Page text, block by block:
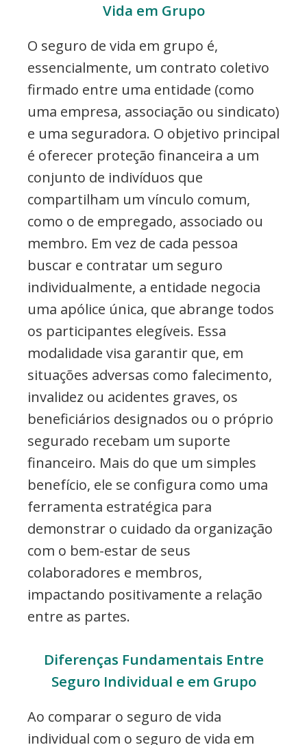
Vida em Grupo
O seguro de vida em grupo é,
essencialmente, um contrato coletivo
firmado entre uma entidade (como
uma empresa, associação ou sindicato)
e uma seguradora. O objetivo principal
é oferecer proteção financeira a um
conjunto de indivíduos que
compartilham um vínculo comum,
como o de empregado, associado ou
membro. Em vez de cada pessoa
buscar e contratar um seguro
individualmente, a entidade negocia
uma apólice única, que abrange todos
os participantes elegíveis. Essa
modalidade visa garantir que, em
situações adversas como falecimento,
invalidez ou acidentes graves, os
beneficiários designados ou o próprio
segurado recebam um suporte
financeiro. Mais do que um simples
benefício, ele se configura como uma
ferramenta estratégica para
demonstrar o cuidado da organização
com o bem-estar de seus
colaboradores e membros,
impactando positivamente a relação
entre as partes.
Diferenças Fundamentais Entre
Seguro Individual e em Grupo
Ao comparar o seguro de vida
individual com o seguro de vida em